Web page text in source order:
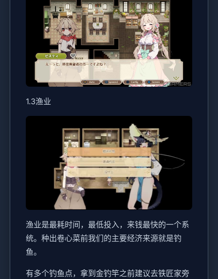
1.3渔业
渔业是最耗时间，最低投入，来钱最快的一个系
统。种出卷心菜前我们的主要经济来源就是钓
鱼。
有多个钓鱼点，拿到金钓竿之前建议去铁匠家旁